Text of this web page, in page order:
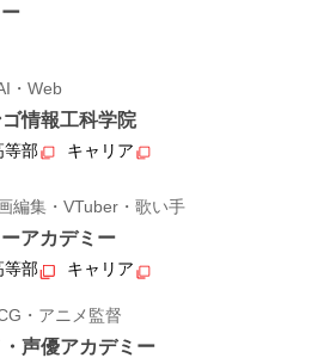
・Web
情報工科学院
等部 キャリア
編集・VTuber・歌い手
アカデミー
等部 キャリア
・アニメ監督
声優アカデミー